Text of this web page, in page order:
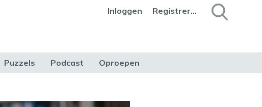
Inloggen Registreren
Puzzels Podcast Oproepen